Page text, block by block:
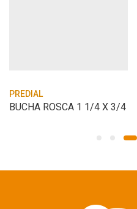
PREDIAL
BUCHA ROSCA 1 1/4 X 3/4